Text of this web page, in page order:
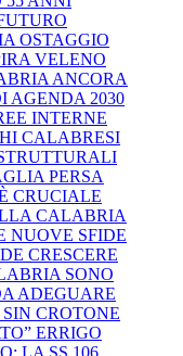
OSTAGGIO
VELENO
ANCORA
AGENDA 2030
INTERNE
CALABRESI
PERSA
CRUCIALE
CALABRIA
NUOVE SFIDE
CRESCERE
SONO
ADEGUARE
CROTONE
ERRIGO
LA SS 106